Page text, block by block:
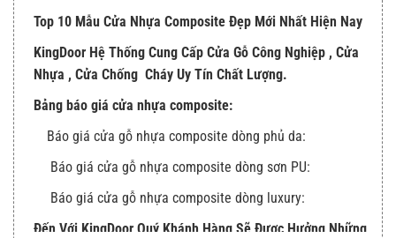
Top 10 Mẫu Cửa Nhựa Composite Đẹp Mới Nhất Hiện Nay
KingDoor Hệ Thống Cung Cấp Cửa Gỗ Công Nghiệp , Cửa
Nhựa , Cửa Chống Cháy Uy Tín Chất Lượng.
Bảng báo giá cửa nhựa composite:
Báo giá cửa gỗ nhựa composite dòng phủ da:
Báo giá cửa gỗ nhựa composite dòng sơn PU:
Báo giá cửa gỗ nhựa composite dòng luxury:
Đến Với KingDoor Quý Khánh Hàng Sẽ Được Hưởng Những